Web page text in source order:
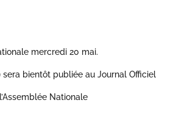
mercredi 20 mai.
sera bientôt publiée au Journal Officiel
Nationale